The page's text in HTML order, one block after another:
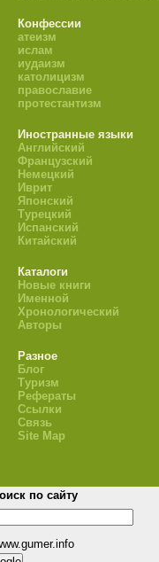
Конфессии
атеизм
ислам
иудаизм
католицизм
православие
протестантизм
Иностранные языки
Английский
Французский
Немецкий
Иврит
Японский
Турецкий
Испанский
Китайский
Каталоги
Новые книги
Именной
Хронологический
Авторы
Разное
Блог
Туризм
Рефераты
Ссылки
Связь
Site Map
по сайту